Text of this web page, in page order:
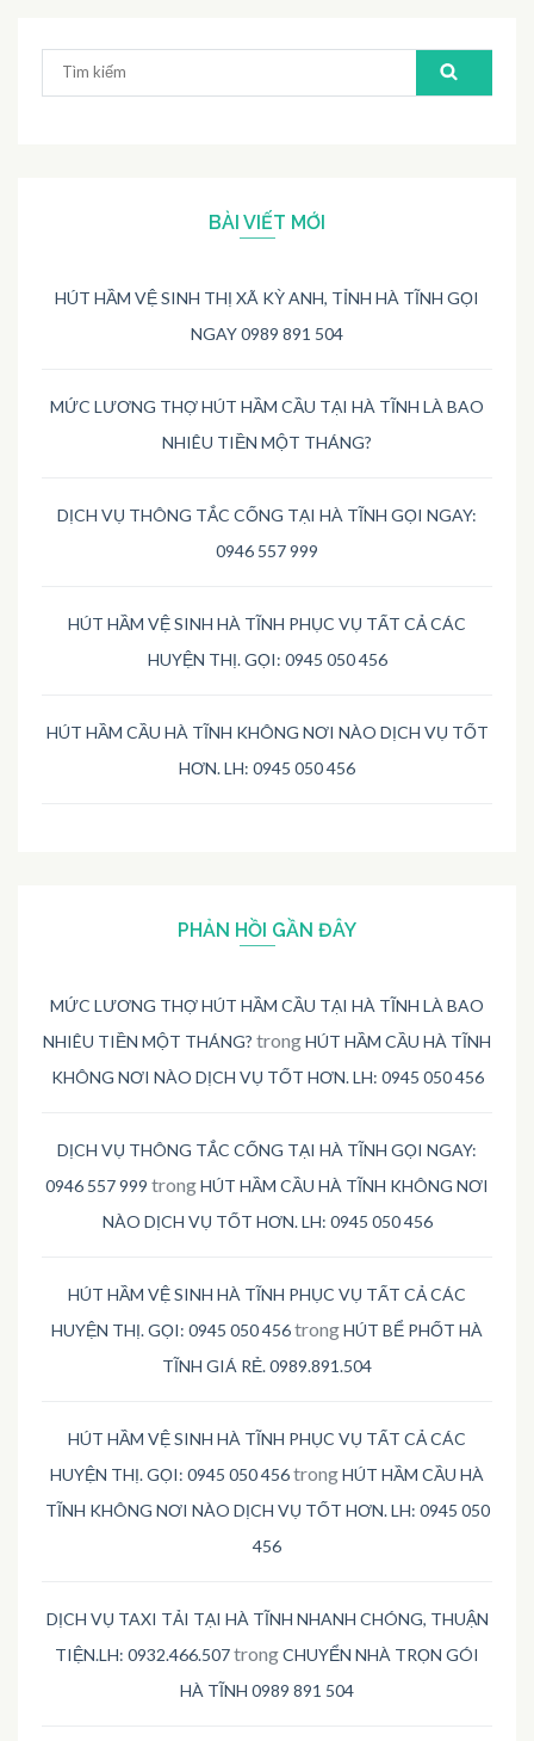
kiếm:
BÀI VIẾT MỚI
HÚT HẦM VỆ SINH THỊ XÃ KỲ ANH, TỈNH HÀ TĨNH GỌI
NGAY 0989 891 504
MỨC LƯƠNG THỢ HÚT HẦM CẦU TẠI HÀ TĨNH LÀ BAO
NHIÊU TIỀN MỘT THÁNG?
DỊCH VỤ THÔNG TẮC CỐNG TẠI HÀ TĨNH GỌI NGAY:
0946 557 999
HÚT HẦM VỆ SINH HÀ TĨNH PHỤC VỤ TẤT CẢ CÁC
HUYỆN THỊ. GỌI: 0945 050 456
HÚT HẦM CẦU HÀ TĨNH KHÔNG NƠI NÀO DỊCH VỤ TỐT
HƠN. LH: 0945 050 456
PHẢN HỒI GẦN ĐÂY
MỨC LƯƠNG THỢ HÚT HẦM CẦU TẠI HÀ TĨNH LÀ BAO
NHIÊU TIỀN MỘT THÁNG? trongHÚT HẦM CẦU HÀ TĨNH
KHÔNG NƠI NÀO DỊCH VỤ TỐT HƠN. LH: 0945 050 456
DỊCH VỤ THÔNG TẮC CỐNG TẠI HÀ TĨNH GỌI NGAY:
0946 557 999 trongHÚT HẦM CẦU HÀ TĨNH KHÔNG NƠI
NÀO DỊCH VỤ TỐT HƠN. LH: 0945 050 456
HÚT HẦM VỆ SINH HÀ TĨNH PHỤC VỤ TẤT CẢ CÁC
HUYỆN THỊ. GỌI: 0945 050 456trongHÚT BỂ PHỐT HÀ
TĨNH GIÁ RẺ. 0989.891.504
HÚT HẦM VỆ SINH HÀ TĨNH PHỤC VỤ TẤT CẢ CÁC
HUYỆN THỊ. GỌI: 0945 050 456trongHÚT HẦM CẦU HÀ
TĨNH KHÔNG NƠI NÀO DỊCH VỤ TỐT HƠN. LH: 0945 050
456
DỊCH VỤ TAXI TẢI TẠI HÀ TĨNH NHANH CHÓNG, THUẬN
TIỆN.LH: 0932.466.507trongCHUYỂN NHÀ TRỌN GÓI
HÀ TĨNH 0989 891 504